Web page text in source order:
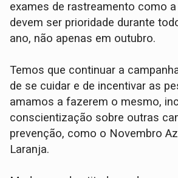
exames de rastreamento como
devem ser prioridade durante
ano, não apenas em outubro.
Temos que continuar a
de se cuidar e de incentivar as
amamos a fazerem o mesmo,
conscientização sobre outras
prevenção, como o Novembro
Laranja.